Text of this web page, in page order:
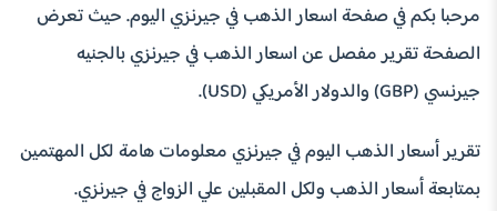
مرحبا بكم في صفحة اسعار الذهب في جيرنزي اليوم. حيث تعرض
الصفحة تقرير مفصل عن اسعار الذهب في جيرنزي بالجنيه
جيرنسي (GBP) والدولار الأمريكي (USD).
تقرير أسعار الذهب اليوم في جيرنزي معلومات هامة لكل المهتمين
بمتابعة أسعار الذهب ولكل المقبلين علي الزواج في جيرنزي.